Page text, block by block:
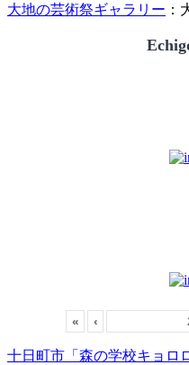
大地の芸術祭ギャラリー ：
« ‹
十日町市「森の学校キョロ